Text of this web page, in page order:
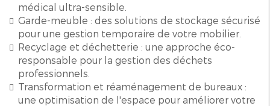
médical ultra-sensible.
Garde-meuble : des solutions de stockage sécurisé
pour une gestion temporaire de votre mobilier.
Recyclage et déchetterie : une approche éco-
responsable pour la gestion des déchets
professionnels.
Transformation et réaménagement de bureaux :
une optimisation de l'espace pour améliorer votre